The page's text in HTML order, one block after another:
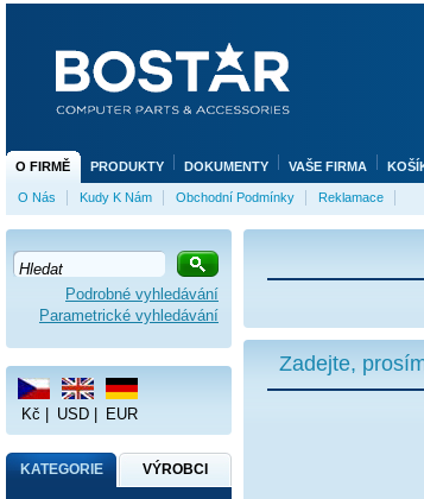
Zadejte,
Podrobné vyhledávání
Parametrické vyhledávání
Kč USD EUR
KATEGORIE VÝROBCI
O FIRMĚ PRODUKTY DOKUMENTY VAŠE FIRMA
O Nás Kudy K Nám Obchodní Podmínky Reklamace